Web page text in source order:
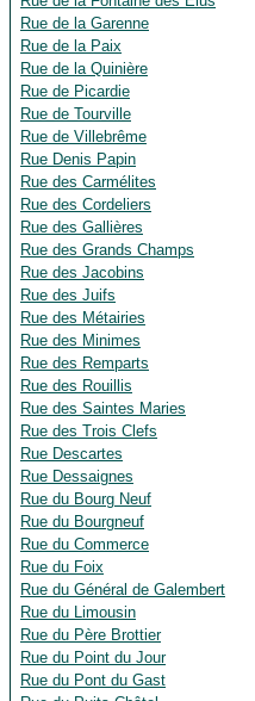
Rue de la Garenne
Rue de la Paix
Rue de la Quinière
Rue de Picardie
Rue de Tourville
Rue de Villebrême
Rue Denis Papin
Rue des Carmélites
Rue des Cordeliers
Rue des Gallières
Rue des Grands Champs
Rue des Jacobins
Rue des Juifs
Rue des Métairies
Rue des Minimes
Rue des Remparts
Rue des Rouillis
Rue des Saintes Maries
Rue des Trois Clefs
Rue Descartes
Rue Dessaignes
Rue du Bourg Neuf
Rue du Bourgneuf
Rue du Commerce
Rue du Foix
Rue du Général de Galembert
Rue du Limousin
Rue du Père Brottier
Rue du Point du Jour
Rue du Pont du Gast